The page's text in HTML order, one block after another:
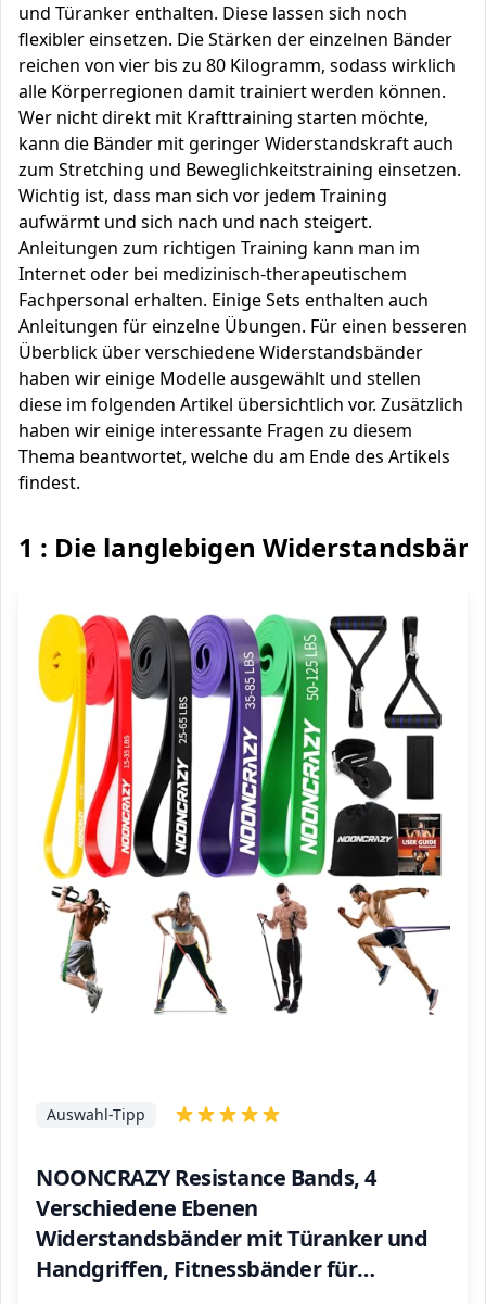
und Türanker enthalten. Diese lassen sich noch
flexibler einsetzen. Die Stärken der einzelnen Bänder
reichen von vier bis zu 80 Kilogramm, sodass wirklich
alle Körperregionen damit trainiert werden können.
Wer nicht direkt mit Krafttraining starten möchte,
kann die Bänder mit geringer Widerstandskraft auch
zum Stretching und Beweglichkeitstraining einsetzen.
Wichtig ist, dass man sich vor jedem Training
aufwärmt und sich nach und nach steigert.
Anleitungen zum richtigen Training kann man im
Internet oder bei medizinisch-therapeutischem
Fachpersonal erhalten. Einige Sets enthalten auch
Anleitungen für einzelne Übungen. Für einen besseren
Überblick über verschiedene Widerstandsbänder
haben wir einige Modelle ausgewählt und stellen
diese im folgenden Artikel übersichtlich vor. Zusätzlich
haben wir einige interessante Fragen zu diesem
Thema beantwortet, welche du am Ende des Artikels
findest.
1 : Die langlebigen
NOONCRAZY Resistance Bands, 4
Verschiedene Ebenen
Widerstandsbänder mit Türanker und
Handgriffen, Fitnessbänder für
Auswahl-Tipp